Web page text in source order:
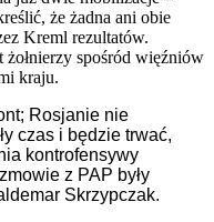
że żadna ani obie
Kreml rezultatów.
żołnierzy spośród więźniów
kraju.
Rosjanie nie
czas i będzie trwać,
kontrofensywy
z PAP były
Skrzypczak.